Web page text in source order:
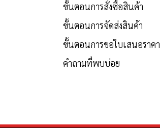
ขั้นตอนการสั่งซื้อสินค้า
ขั้นตอนการจัดส่งสินค้า
ขั้นตอนการขอใบเสนอราคา
คำถามที่พบบ่อย